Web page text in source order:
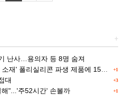
+
난사…용의자 등 8명 숨져
+1
리콘 파생 제품에 15% 관세...한국 기업도 영향
+3
대
+1
"...'주52시간' 손볼까